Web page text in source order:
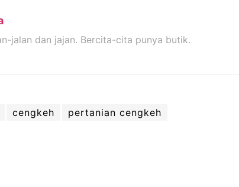
jalan dan jajan. Bercita-cita punya butik.
cengkeh pertanian cengkeh